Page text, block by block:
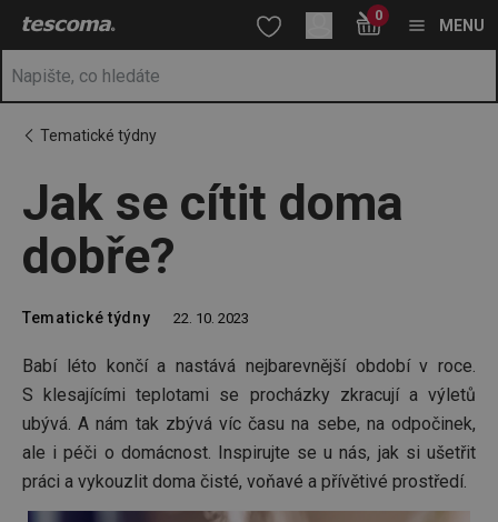
Nacházíte se na stránce Jak se cítit doma dobře?
Přejít na hlavní obsah
Přejít na vyhledávání
Přejít na navigaci 0
MENU
Tematické týdny
Jak se cítit doma
dobře?
Tematické týdny 22. 10. 2023
Babí léto končí a nastává nejbarevnější období v roce.
S klesajícími teplotami se procházky zkracují a výletů
ubývá. A nám tak zbývá víc času na sebe, na odpočinek,
ale i péči o domácnost. Inspirujte se u nás, jak si ušetřit
práci a vykouzlit doma čisté, voňavé a přívětivé prostředí.